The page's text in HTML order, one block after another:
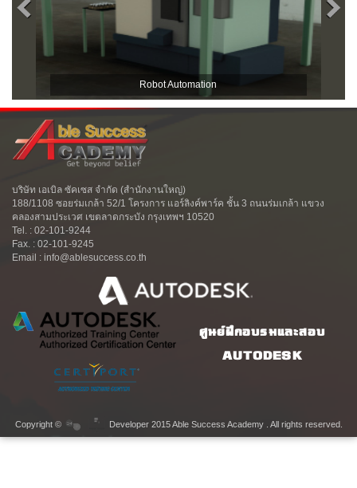
Robot Automation
บริษัท เอเบิล ซัคเซส จำกัด (สำนักงานใหญ่)
188/1108 ซอยร่มเกล้า 52/1 โครงการ แอร์ลิงค์พาร์ค ชั้น 3 ถนนร่มเกล้า แขวง
คลองสามประเวศ เขตลาดกระบัง กรุงเทพฯ 10520
Tel. : 02-101-9244
Fax. : 02-101-9245
Email : info@ablesuccess.co.th
ศูนย์ฝึกอบรมและสอบ
AUTODESK
Copyright © Developer 2015 Able Success Academy . All rights reserved.